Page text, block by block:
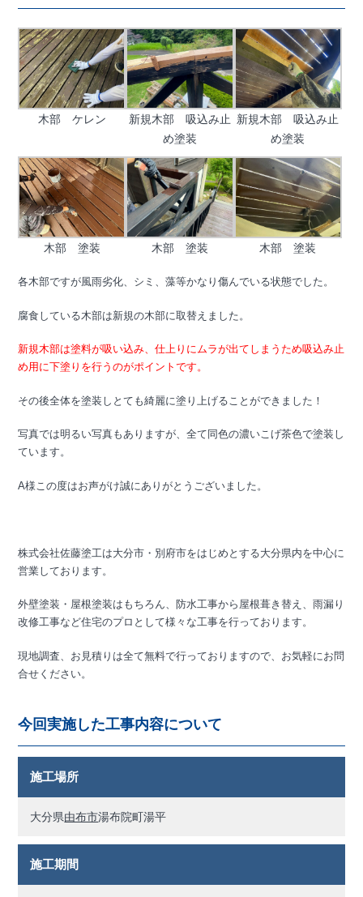
木部 ケレン
新規木部 吸込み止
め塗装
新規木部 吸込み止
め塗装
木部 塗装 木部 塗装 木部 塗装
各木部ですが風雨劣化、シミ、藻等かなり傷んでいる状態でした。
腐食している木部は新規の木部に取替えました。
新規木部は塗料が吸い込み、仕上りにムラが出てしまうため吸込み止
め用に下塗りを行うのがポイントです。
その後全体を塗装しとても綺麗に塗り上げることができました！
写真では明るい写真もありますが、全て同色の濃いこげ茶色で塗装し
ています。
A様この度はお声がけ誠にありがとうございました。
株式会社佐藤塗工は大分市・別府市をはじめとする大分県内を中心に
営業しております。
外壁塗装・屋根塗装はもちろん、防水工事から屋根葺き替え、雨漏り
改修工事など住宅のプロとして様々な工事を行っております。
現地調査、お見積りは全て無料で行っておりますので、お気軽にお問
合せください。
今回実施した工事内容について
施工場所
大分県由布市湯布院町湯平
施工期間